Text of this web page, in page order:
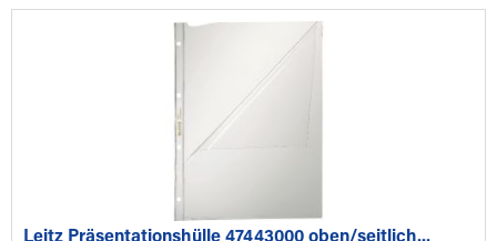
Leitz Präsentationshülle 47443000 oben/seitlich...